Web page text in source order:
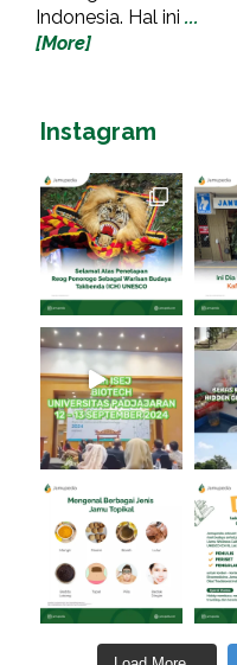
Indonesia. Hal ini ...
[More]
Instagram